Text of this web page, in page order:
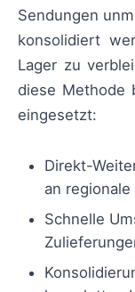
Sendungen
konsolidiert
Lager zu
diese Methode
eingesetzt:
Direkt-
an
Schnelle